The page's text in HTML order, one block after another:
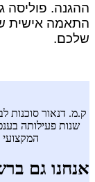
ההגנה. פוליסה
התאמה אישית
שלכם.
שנות פעילותה
המקצועי
אנחנו גם